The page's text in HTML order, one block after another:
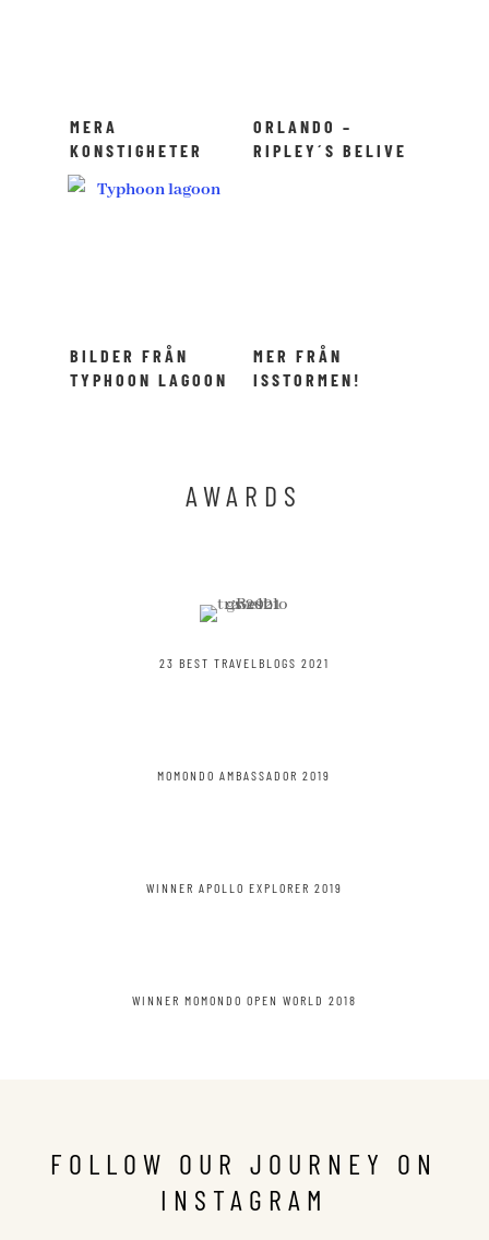
MERA
KONSTIGHETER
FRÅN RIPLEY´S
BELIVE IT OR
ORLANDO –
RIPLEY´S BELIVE
BILDER FRÅN
TYPHOON LAGOON
MER FRÅN
ISSTORMEN!
AWARDS
23 BEST TRAVELBLOGS 2021
MOMONDO AMBASSADOR 2019
WINNER APOLLO EXPLORER 2019
WINNER MOMONDO OPEN WORLD 2018
FOLLOW OUR JOURNEY ON
INSTAGRAM